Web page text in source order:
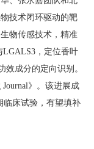
技术闭环驱动的靶
物传感技术，精准
LGALS3，定位香叶
成分的定向识别。
Journal》。该进展成
临床试验，有望填补